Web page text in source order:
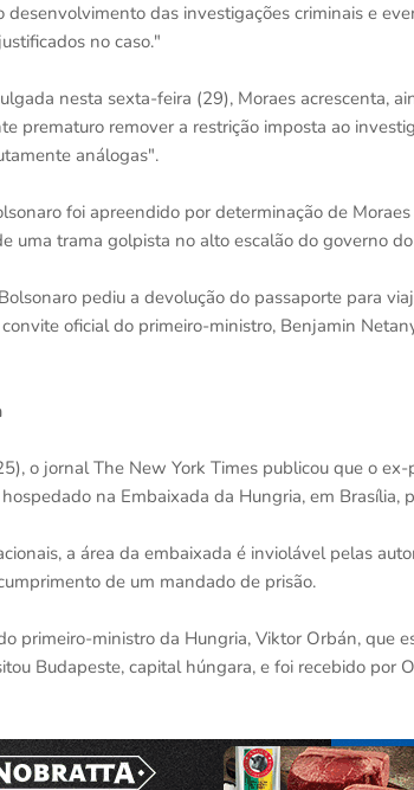
desenvolvimento das investigações criminais e
no caso."
nesta sexta-feira (29), Moraes acrescenta,
prematuro remover a restrição imposta ao
análogas".
foi apreendido por determinação de
uma trama golpista no alto escalão do governo
pediu a devolução do passaporte para
oficial do primeiro-ministro, Benjamin
o jornal The New York Times publicou que o
na Embaixada da Hungria, em Brasília,
a área da embaixada é inviolável pelas
de um mandado de prisão.
primeiro-ministro da Hungria, Viktor Orbán, que
Budapeste, capital húngara, e foi recebido por